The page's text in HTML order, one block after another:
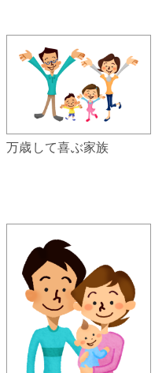
万歳して喜ぶ家族